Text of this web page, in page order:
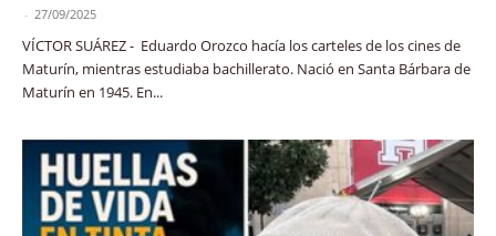
- 27/09/2025
VÍCTOR SUÁREZ - Eduardo Orozco hacía los carteles de los cines de
Maturín, mientras estudiaba bachillerato. Nació en Santa Bárbara de
Maturín en 1945. En...